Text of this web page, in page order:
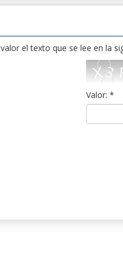
el texto que se lee en la
Valor: *